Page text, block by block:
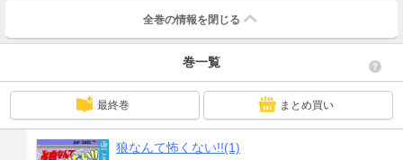
全巻の情報を 閉じる
巻一覧
最終巻 まとめ買い
狼なんて怖くない!!(1)